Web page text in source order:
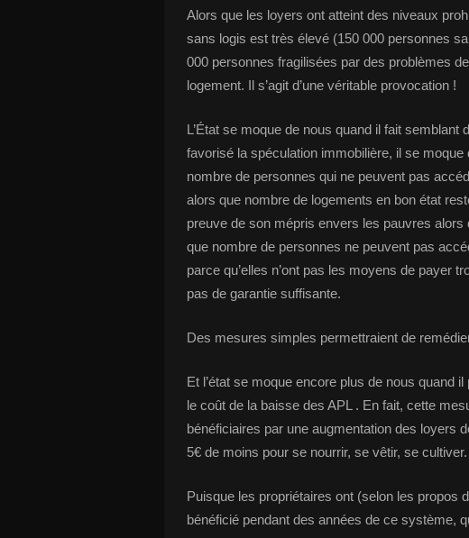
Alors que les loyers ont atteint des niveaux
sans logis est très élevé (150 000 personnes
000 personnes fragilisées par des problèmes
logement. Il s’agit d’une véritable provocation !
L’État se moque de nous quand il fait
favorisé la spéculation immobilière, il se
nombre de personnes qui ne peuvent pas
alors que nombre de logements en bon état
preuve de son mépris envers les pauvres
que nombre de personnes ne peuvent pas
parce qu’elles n’ont pas les moyens de payer
pas de garantie suffisante.
Des mesures simples permettraient de
Et l’état se moque encore plus de nous quand
le coût de la baisse des APL . En fait, cette
bénéficiaires par une augmentation des loyers
5€ de moins pour se nourrir, se vêtir, se
Puisque les propriétaires ont (selon les propos
bénéficié pendant des années de ce système,